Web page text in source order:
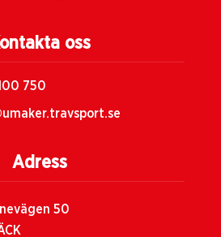
oss
750
Adress
50